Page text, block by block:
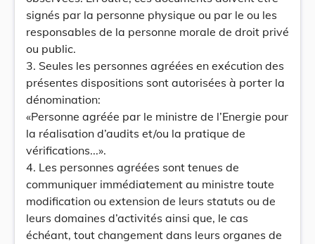
signés par la personne physique ou par le ou les
responsables de la personne morale de droit privé
ou public.
3. Seules les personnes agréées en exécution des
présentes dispositions sont autorisées à porter la
dénomination:
«Personne agréée par le ministre de l’Energie pour
la réalisation d’audits et/ou la pratique de
vérifications...».
4. Les personnes agréées sont tenues de
communiquer immédiatement au ministre toute
modification ou extension de leurs statuts ou de
leurs domaines d’activités ainsi que, le cas
échéant, tout changement dans leurs organes de